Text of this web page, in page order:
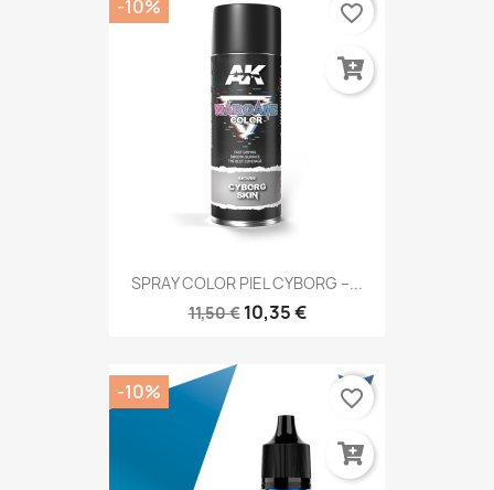
SPRAY COLOR PIEL CYBORG –...
11,50 € 10,35 €
-10% favorite_border
-10% favorite_border